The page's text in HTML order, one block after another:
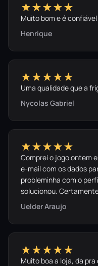
★★★★★
Muito bom e é confiável
Henrique
★★★★★
Uma qualidade que a
Nycolas Gabriel
★★★★★
Comprei o jogo ontem
e-mail com os dados
probleminha com o
solucionou.
Uelder Araujo
★★★★★
Muito boa a loja, da